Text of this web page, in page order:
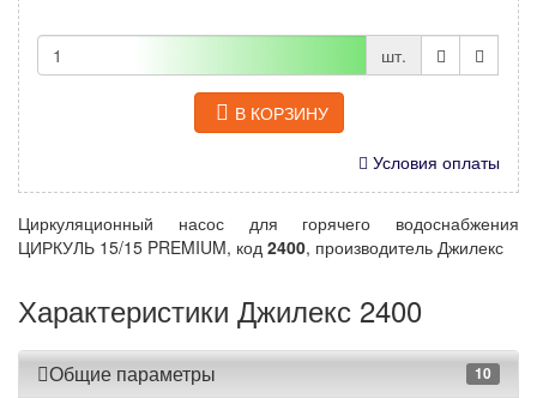
шт.
В КОРЗИНУ
Условия оплаты
Циркуляционный насос для горячего водоснабжения
ЦИРКУЛЬ 15/15 PREMIUM, код 2400, производитель Джилекс
Характеристики Джилекс 2400
Общие параметры 10